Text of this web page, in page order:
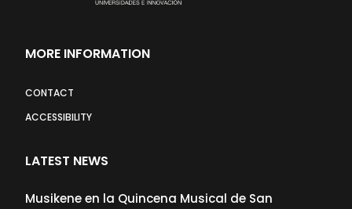
MORE INFORMATION
CONTACT
ACCESSIBILITY
LATEST NEWS
Musikene en la Quincena Musical de San